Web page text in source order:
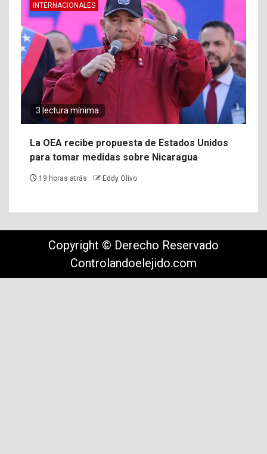
INTERNACIONALES
3 lectura mínima
La OEA recibe propuesta de Estados Unidos
para tomar medidas sobre Nicaragua
19 horas atrás Eddy Olivo
Copyright © Derecho Reservado
Controlandoelejido.com